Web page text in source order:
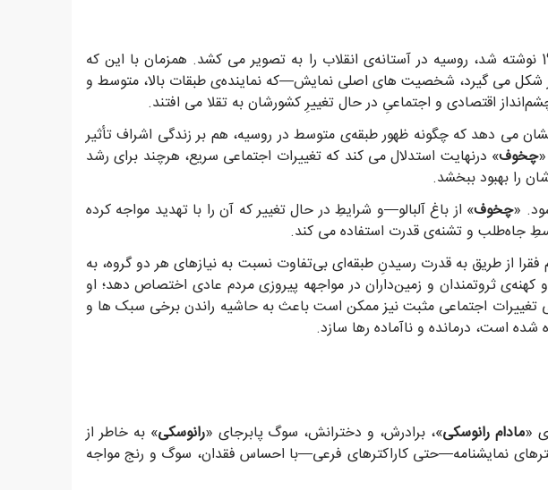
»، تغییرات اجتماعی است. این نمایشنامه که در اوایل دهه 1900 نوشته شد، روسیه در آستانه‌ی انقلاب را به تصویر می کشد. همزمان با این که
شکل می گیرد، شخصیت های اصلی نمایش—که نماینده‌ی طبقات بالا، متوسط و
اقتصادی و اجتماعیِ در حال تغییرِ کشورشان به تقلا می افتند.
می دهد که چگونه ظهور طبقه‌ی متوسط در روسیه، هم بر زندگی اشراف تأثیر
چخوف» درنهایت استدلال می کند که تغییرات اجتماعی سریع، هرچند برای رشد
را بهبود ببخشد.
«چخوف» از باغ آلبالو—و شرایطِ در حال تغییر که آن را با تهدید مواجه کرده
جاه‌طلب و تشنه‌ی قدرت استفاده می کند.
از طریق به قدرت رسیدنِ طبقه‌ای بی‌تفاوت نسبت به نیازهای هر دو گروه، به
ثروتمندان و زمین‌داران در مواجهه پیروزی مردم عادی اختصاص دهد؛ او
تغییرات اجتماعی مثبت نیز ممکن است باعث به حاشیه راندن برخی سبک ها و
است، درمانده و ناآماده رها سازد.
«مادام رانوسکی»، برادرش، و دخترانش، سوگ پابرجای «رانوسکی» به خاطر از
نمایشنامه—حتی کاراکترهای فرعی—با احساس فقدان، سوگ و رنج مواجه